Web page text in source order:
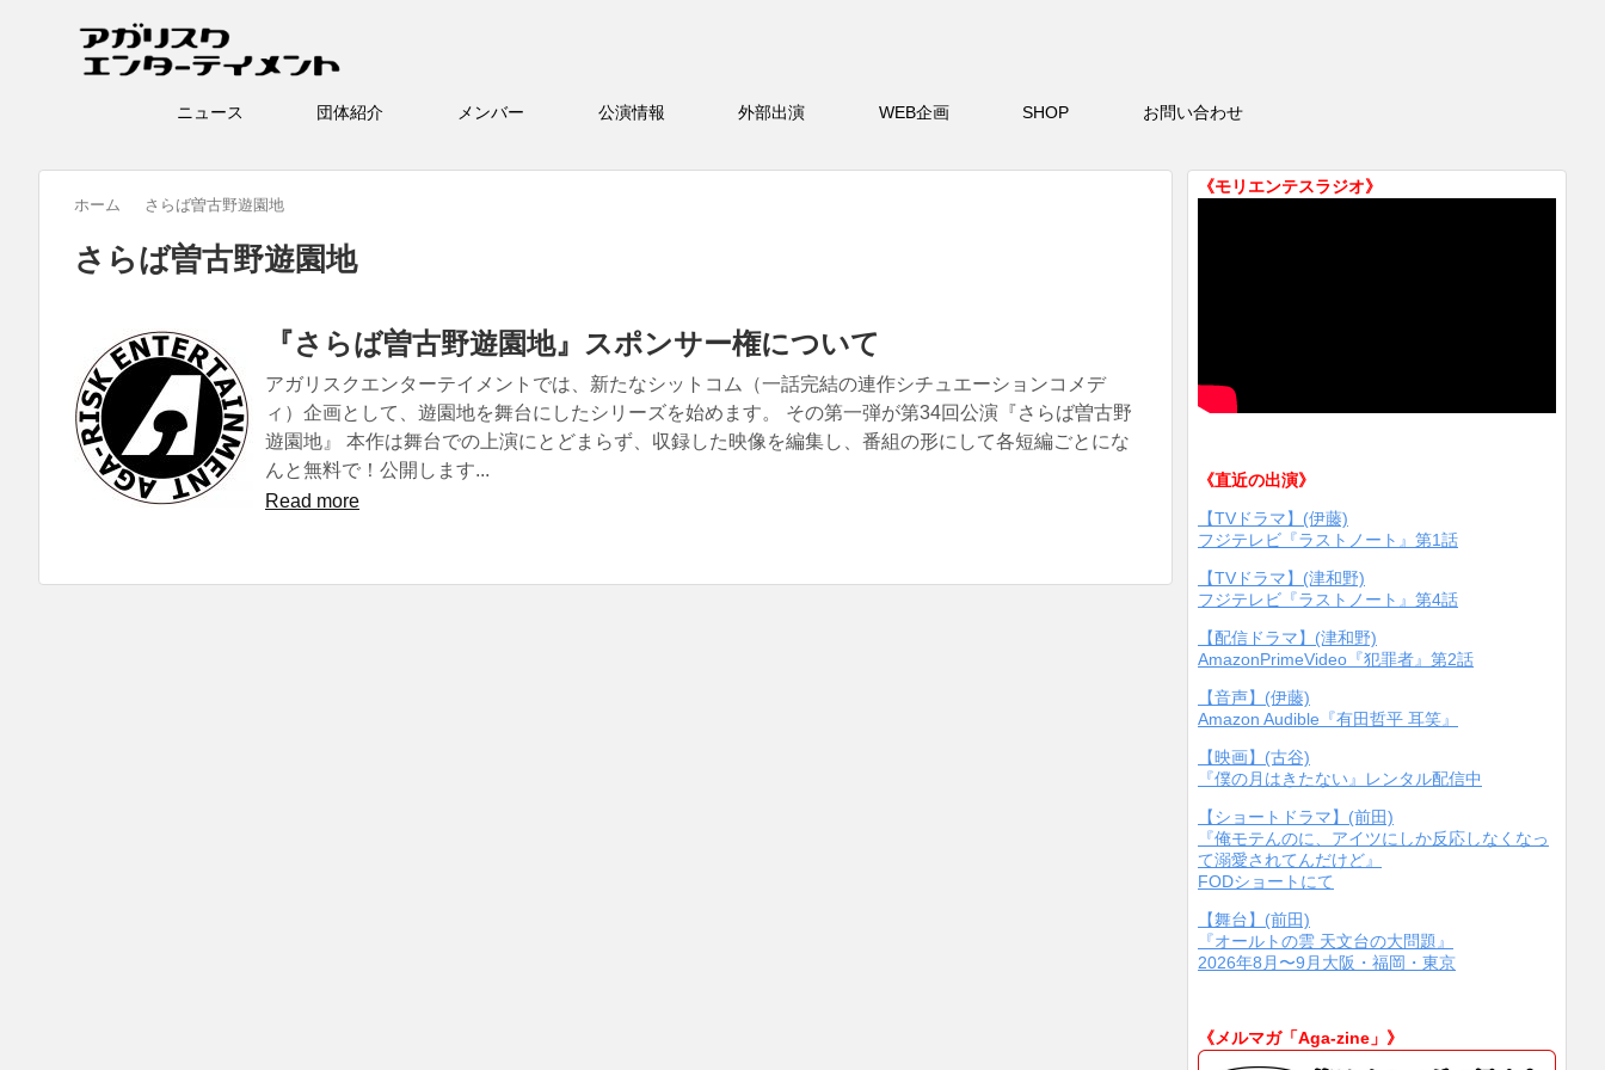
ニュース 団体紹介 メンバー 公演情報 外部出演 WEB企画 SHOP お問い合わせ
ホーム さらば曽古野遊園地
さらば曽古野遊園地
『さらば曽古野遊園地』スポンサー権について
アガリスクエンターテイメントでは、新たなシットコム（一話完結の連作シチュエーションコメデ
ィ）企画として、遊園地を舞台にしたシリーズを始めます。 その第一弾が第34回公演『さらば曽古野
遊園地』 本作は舞台での上演にとどまらず、収録した映像を編集し、番組の形にして各短編ごとにな
んと無料で！公開します...
Read more
《モリエンテスラジオ》
《直近の出演》
【TVドラマ】(伊藤)
フジテレビ『ラストノート』第1話
【TVドラマ】(津和野)
フジテレビ『ラストノート』第4話
【配信ドラマ】(津和野)
AmazonPrimeVideo『犯罪者』第2話
【音声】(伊藤)
Amazon Audible『有田哲平 耳笑』
【映画】(古谷)
『僕の月はきたない』レンタル配信中
【ショートドラマ】(前田)
『俺モテんのに、アイツにしか反応しなくなっ
て溺愛されてんだけど』
FODショートにて
【舞台】(前田)
『オールトの雲 天文台の大問題』
2026年8月〜9月大阪・福岡・東京
《メルマガ「Aga-zine」》